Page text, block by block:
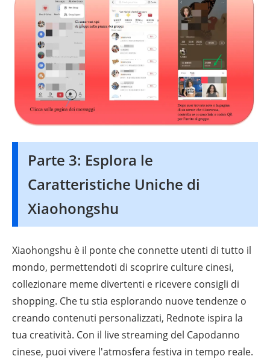
Parte 3: Esplora le
Caratteristiche Uniche di
Xiaohongshu
Xiaohongshu è il ponte che connette utenti di tutto il
mondo, permettendoti di scoprire culture cinesi,
collezionare meme divertenti e ricevere consigli di
shopping. Che tu stia esplorando nuove tendenze o
creando contenuti personalizzati, Rednote ispira la
tua creatività. Con il live streaming del Capodanno
cinese, puoi vivere l'atmosfera festiva in tempo reale.